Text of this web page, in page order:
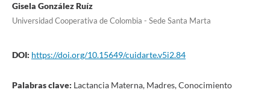
Gisela González Ruíz
Universidad Cooperativa de Colombia - Sede Santa Marta
DOI: https://doi.org/10.15649/cuidarte.v5i2.84
Palabras clave: Lactancia Materna, Madres, Conocimiento